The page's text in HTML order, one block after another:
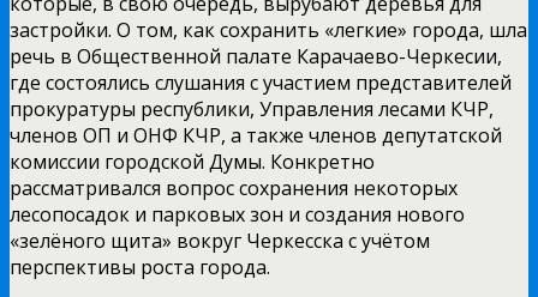
застройки. О том, как сохранить «легкие» города, шла
речь в Общественной палате Карачаево-Черкесии,
где состоялись слушания с участием представителей
прокуратуры республики, Управления лесами КЧР,
членов ОП и ОНФ КЧР, а также членов депутатской
комиссии городской Думы. Конкретно
рассматривался вопрос сохранения некоторых
лесопосадок и парковых зон и создания нового
«зелёного щита» вокруг Черкесска с учётом
перспективы роста города.